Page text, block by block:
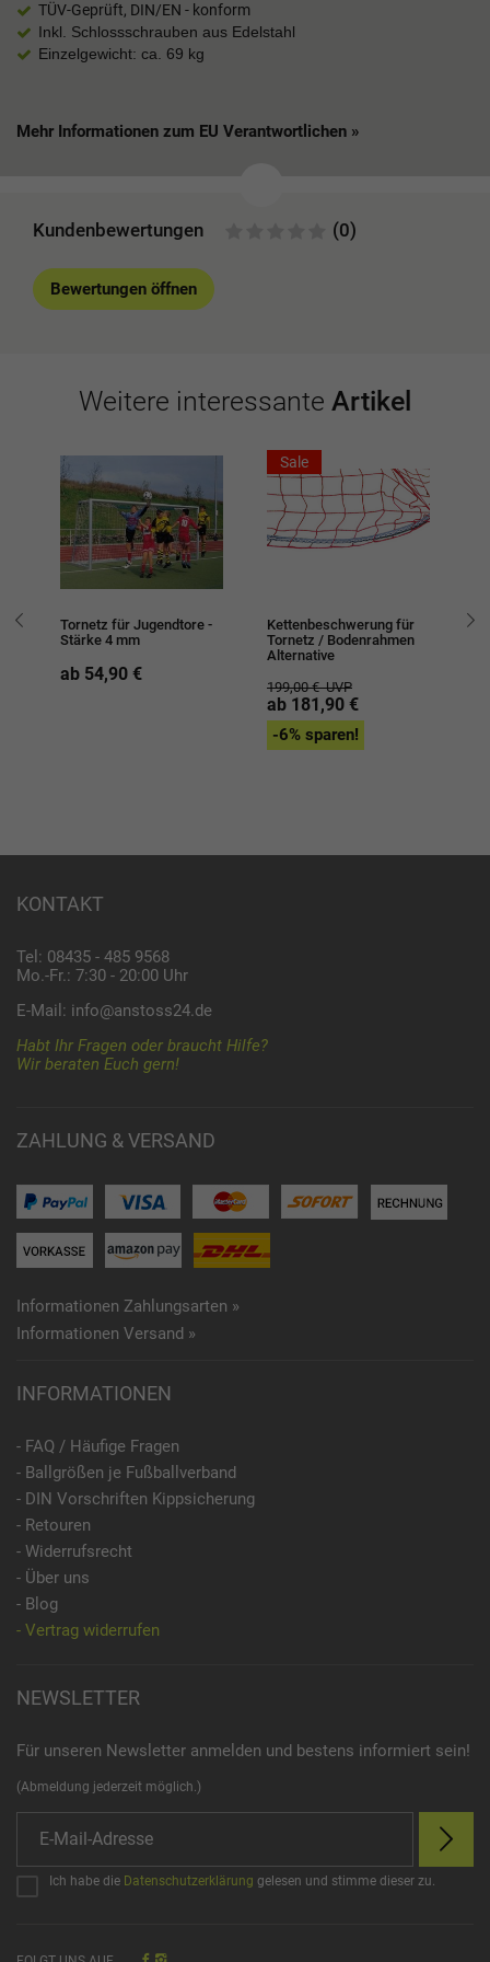
TÜV-Geprüft, DIN/EN - konform
Inkl. Schlossschrauben aus Edelstahl
Einzelgewicht: ca. 69 kg
Mehr Informationen zum EU Verantwortlichen »
Kundenbewertungen (0)
Bewertungen öffnen
Weitere interessante Artikel
Tornetz für Jugendtore -
Stärke 4 mm
ab 54,90 €
Sale
Kettenbeschwerung für
Tornetz / Bodenrahmen
Alternative
199,00 €UVP
ab 181,90 €
-6% sparen!
KONTAKT
Tel: 08435 - 485 9568
Mo.-Fr.: 7:30 - 20:00 Uhr
E-Mail: info@anstoss24.de
Habt Ihr Fragen oder braucht Hilfe?
Wir beraten Euch gern!
ZAHLUNG & VERSAND
Informationen Zahlungsarten »
Informationen Versand »
INFORMATIONEN
- FAQ / Häufige Fragen
- Ballgrößen je Fußballverband
- DIN Vorschriften Kippsicherung
- Retouren
- Widerrufsrecht
- Über uns
- Blog
- Vertrag widerrufen
NEWSLETTER
Für unseren Newsletter anmelden und bestens informiert sein!
(Abmeldung jederzeit möglich.)
Ich habe die Datenschutzerklärung gelesen und stimme dieser zu.